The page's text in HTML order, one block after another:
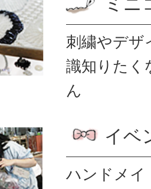
刺繍やデザ
識知りたく
ん
イベ
ハンドメイ